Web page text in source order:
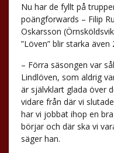
Nu har de fyllt på
poängforwards – Filip
Oskarsson
”Löven” blir starka även
– Förra säsongen var
Lindlöven, som aldrig
är självklart glada över
vidare från där vi
har vi jobbat ihop en
börjar och där ska vi
säger han.